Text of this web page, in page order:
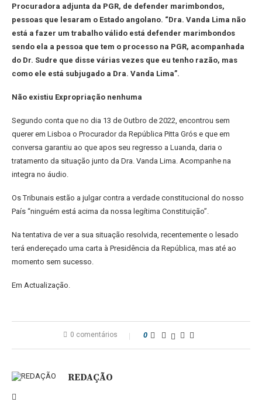
Procuradora adjunta da PGR, de defender marimbondos,
pessoas que lesaram o Estado angolano. “Dra. Vanda Lima não
está a fazer um trabalho válido está defender marimbondos
sendo ela a pessoa que tem o processo na PGR, acompanhada
do Dr. Sudre que disse várias vezes que eu tenho razão, mas
como ele está subjugado a Dra. Vanda Lima”.
Não existiu Expropriação nenhuma
Segundo conta que no dia 13 de Outbro de 2022, encontrou sem
querer em Lisboa o Procurador da República Pitta Grós e que em
conversa garantiu ao que apos seu regresso a Luanda, daria o
tratamento da situação junto da Dra. Vanda Lima. Acompanhe na
integra no áudio.
Os Tribunais estão a julgar contra a verdade constitucional do nosso
País “ninguém está acima da nossa legítima Constituição”.
Na tentativa de ver a sua situação resolvida, recentemente o lesado
terá endereçado uma carta à Presidência da República, mas até ao
momento sem sucesso.
Em Actualização.
0 comentários 0
REDAÇÃO